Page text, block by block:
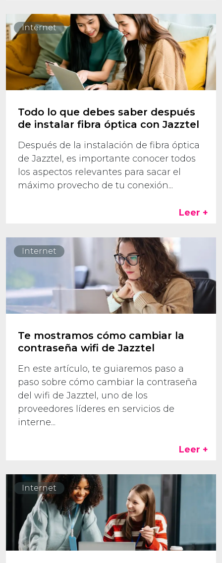
Internet
Todo lo que debes saber después
de instalar fibra óptica con Jazztel
Después de la instalación de fibra óptica
de Jazztel, es importante conocer todos
los aspectos relevantes para sacar el
máximo provecho de tu conexión...
Leer +
Internet
Te mostramos cómo cambiar la
contraseña wifi de Jazztel
En este artículo, te guiaremos paso a
paso sobre cómo cambiar la contraseña
del wifi de Jazztel, uno de los
proveedores líderes en servicios de
interne...
Leer +
Internet